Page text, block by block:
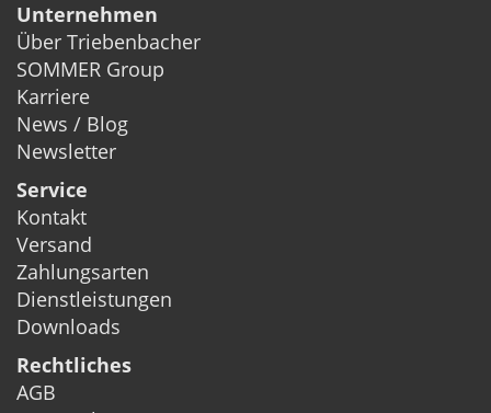
Unternehmen
Über Triebenbacher
SOMMER Group
Karriere
News / Blog
Newsletter
Service
Kontakt
Versand
Zahlungsarten
Dienstleistungen
Downloads
Rechtliches
AGB